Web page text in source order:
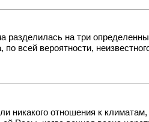
разделилась на три
всей вероятности,
отношения к